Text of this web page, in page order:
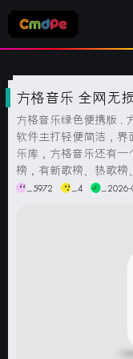
方格音乐 全网无
方格音乐绿色便携版 .
软件主打轻便简洁，
乐库，方格音乐还有
榜，有新歌榜、热歌榜
都可以免费播放和下载
_5972 _4 _2026-